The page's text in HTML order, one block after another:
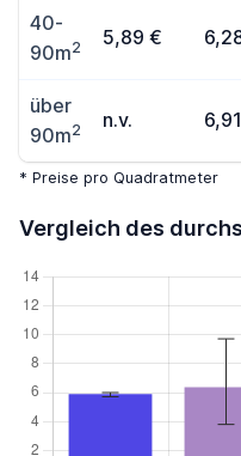
40-
90m2 5,89 €
über
90m2 n.v.
* Preise pro Quadratmeter
Vergleich des